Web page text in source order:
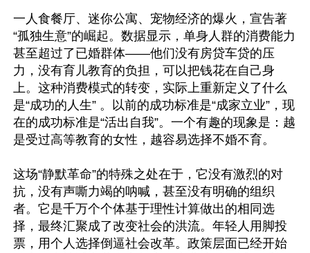
一人食餐厅、迷你公寓、宠物经济的爆火，宣告著
“孤独生意”的崛起。数据显示，单身人群的消费能力
甚至超过了已婚群体——他们没有房贷车贷的压
力，没有育儿教育的负担，可以把钱花在自己身
上。这种消费模式的转变，实际上重新定义了什么
是“成功的人生” 。以前的成功标准是“成家立业”，现
在的成功标准是“活出自我”。一个有趣的现象是：越
是受过高等教育的女性，越容易选择不婚不育。
这场“静默革命”的特殊之处在于，它没有激烈的对
抗，没有声嘶力竭的呐喊，甚至没有明确的组织
者。它是千万个个体基于理性计算做出的相同选
择，最终汇聚成了改变社会的洪流。年轻人用脚投
票，用个人选择倒逼社会改革。政策层面已经开始